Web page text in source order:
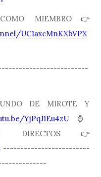
MIEMBRO👉
UC1axcMnKXbVPX
DE MIROTE Y
YjPqJ1Eu4zU⌚️
DIRECTOS👉
-------------------------